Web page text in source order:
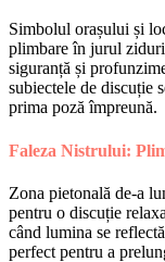
Simbolul orașului și
plimbare în jurul
siguranță și
subiectele de discuție
prima poză împreună.
Faleza Nistrului:
Zona pietonală de-a
pentru o discuție
când lumina se
perfect pentru a